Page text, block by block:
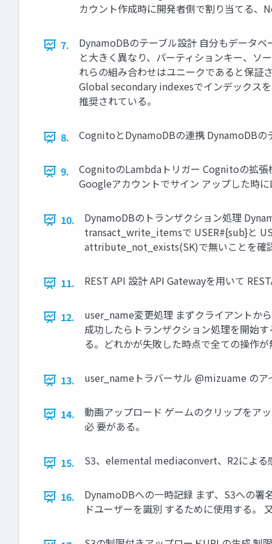
カウント作成時に開発者側で割り当てる、
7.
DynamoDBのテーブル設計 自分もデータ
と大きく異なり、パーティションキー、
れらの組み合わせはユニークであると保証
Global secondary indexesでインデックス
推奨されている。
8. CognitoとDynamoDBの連携 DynamoDBの
9.
CognitoのLambdaトリガー Cognitoの拡張
Googleアカウントでサイン アップした時
10.
DynamoDBのトランザクション処理
transact_write_itemsで USER#{sub}と
attribute_not_exists(SK)で無いことを確
11. REST API 設計 API Gatewayを用いて
12.
user_name変更処理 まずクライアントか
成功したらトランザクション処理を開始
る。どれかが失敗した時点で全ての操作
13. user_nameトラバーサル @mizuame の
14.
動画アップロード ゲームのクリップをア
必 要がある。
15. S3、elemental mediaconvert、R2による
16.
DynamoDBへの一時記録 まず、S3への
ドユーザーを識別 するために使用する。